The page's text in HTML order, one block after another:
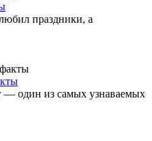
праздники, а
— один из самых узнаваемых